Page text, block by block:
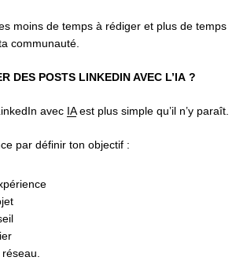
moins de temps à rédiger et plus de temps
communauté.
DES POSTS LINKEDIN AVEC L’IA ?
avec IAest plus simple qu’il n’y paraît.
par définir ton objectif :